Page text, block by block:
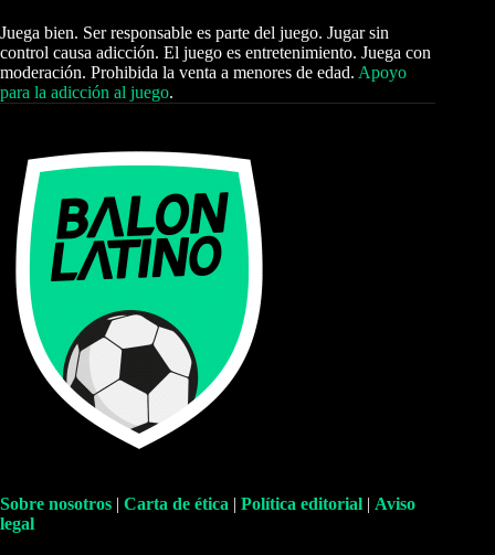
Juega bien. Ser responsable es parte del juego. Jugar sin
control causa adicción. El juego es entretenimiento. Juega con
moderación. Prohibida la venta a menores de edad. Apoyo
para la adicción al juego.
Sobre nosotros | Carta de ética | Política editorial | Aviso
legal